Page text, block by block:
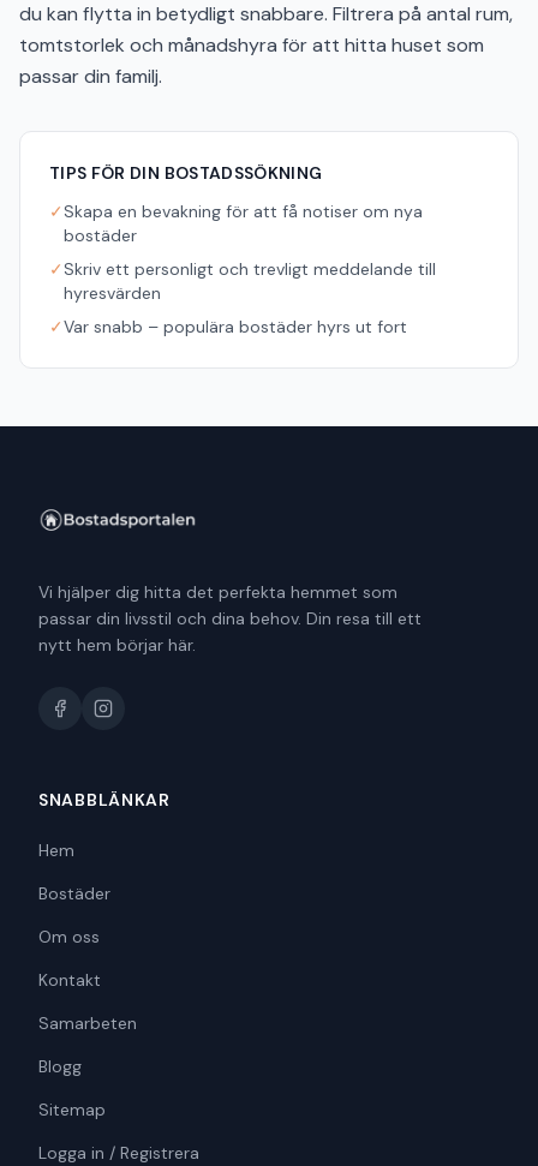
du kan flytta in betydligt snabbare. Filtrera på antal rum,
tomtstorlek och månadshyra för att hitta huset som
passar din familj.
TIPS FÖR DIN BOSTADSSÖKNING
✓Skapa en bevakning för att få notiser om nya
bostäder
✓Skriv ett personligt och trevligt meddelande till
hyresvärden
✓Var snabb – populära bostäder hyrs ut fort
Vi hjälper dig hitta det perfekta hemmet som
passar din livsstil och dina behov. Din resa till ett
nytt hem börjar här.
SNABBLÄNKAR
Hem
Bostäder
Om oss
Kontakt
Samarbeten
Blogg
Sitemap
Logga in / Registrera